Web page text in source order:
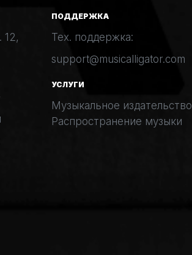
12,
ПОДДЕРЖКА
Тех. поддержка:
support@musicalligator.com
УСЛУГИ
Музыкальное издательство
Распространение музыки